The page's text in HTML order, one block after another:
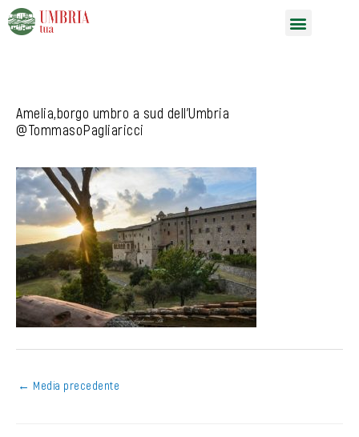
Vai
al
Amelia,borgo umbro a sud dell’Umbria
@TommasoPagliaricci
← Media precedente